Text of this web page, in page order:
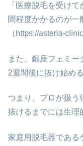
「医療脱毛を受け
間程度かかるのが一
（https://asteria-
また、銀座フェミー
2週間後に抜け始め
つまり、プロが扱う
抜けるまでには生理
家庭用脱毛器である